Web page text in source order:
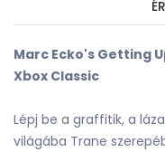
Marc Ecko's Getting
Xbox Classic
Lépj be a graffitik, a
világába Trane